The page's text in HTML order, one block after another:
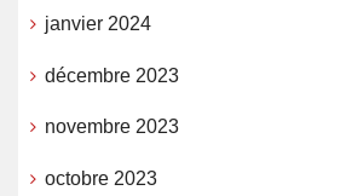
janvier 2024
décembre 2023
novembre 2023
octobre 2023